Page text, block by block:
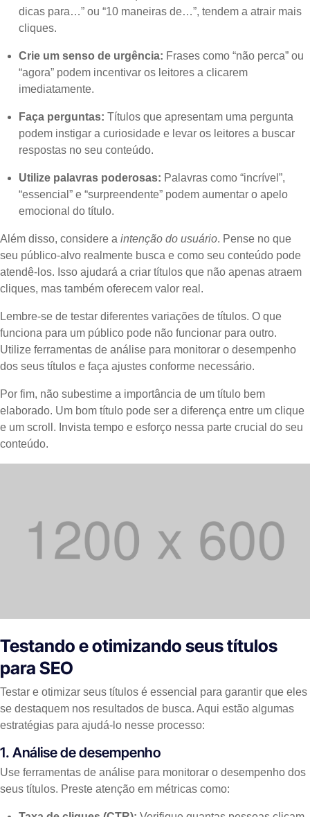
dicas para…” ou “10 maneiras de…”, tendem a atrair mais
cliques.
Crie um senso de urgência: Frases como “não perca” ou
“agora” podem incentivar os leitores a clicarem
imediatamente.
Faça perguntas: Títulos que apresentam uma pergunta
podem instigar a curiosidade e levar os leitores a buscar
respostas no seu conteúdo.
Utilize palavras poderosas: Palavras como “incrível”,
“essencial” e “surpreendente” podem aumentar o apelo
emocional do título.
Além disso, considere a intenção do usuário. Pense no que
seu público-alvo realmente busca e como seu conteúdo pode
atendê-los. Isso ajudará a criar títulos que não apenas atraem
cliques, mas também oferecem valor real.
Lembre-se de testar diferentes variações de títulos. O que
funciona para um público pode não funcionar para outro.
Utilize ferramentas de análise para monitorar o desempenho
dos seus títulos e faça ajustes conforme necessário.
Por fim, não subestime a importância de um título bem
elaborado. Um bom título pode ser a diferença entre um clique
e um scroll. Invista tempo e esforço nessa parte crucial do seu
conteúdo.
Testando e otimizando seus títulos
para SEO
Testar e otimizar seus títulos é essencial para garantir que eles
se destaquem nos resultados de busca. Aqui estão algumas
estratégias para ajudá-lo nesse processo:
1. Análise de desempenho
Use ferramentas de análise para monitorar o desempenho dos
seus títulos. Preste atenção em métricas como: